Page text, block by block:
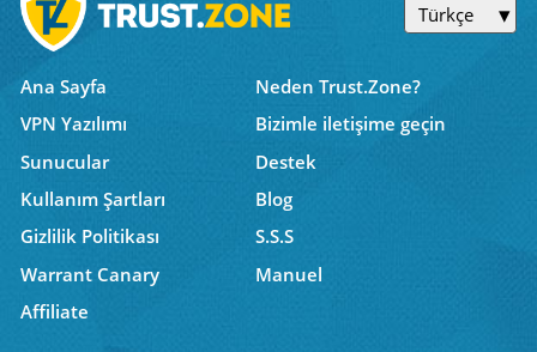
Türkçe
Ana Sayfa
Neden Trust.Zone?
VPN Yazılımı
Bizimle iletişime geçin
Sunucular
Destek
Kullanım Şartları
Blog
Gizlilik Politikası
S.S.S
Warrant Canary
Manuel
Affiliate